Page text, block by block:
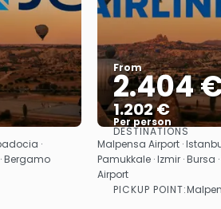
·
Bergamo
From
2.404
1.202 €
Per person
DESTINATIONS
Malpensa Airport ·
Pamukkale · Izmir · Bursa
Airport
PICKUP POINT: